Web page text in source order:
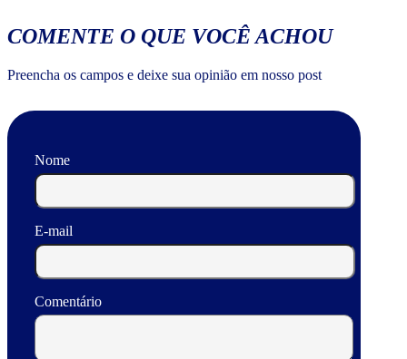
COMENTE O QUE VOCÊ ACHOU
Preencha os campos e deixe sua opinião em nosso post
Nome
E-mail
Comentário